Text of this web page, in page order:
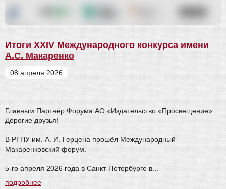
Итоги XXIV Международного конкурса имени
А.С. Макаренко
08 апреля 2026
Главным Партнёр Форума АО «Издательство «Просвещение».
Дорогие друзья!
В РГПУ им. А. И. Герцена прошёл Международный
Макаренковский форум.
5-го апреля 2026 года в Санкт-Петербурге в...
подробнее